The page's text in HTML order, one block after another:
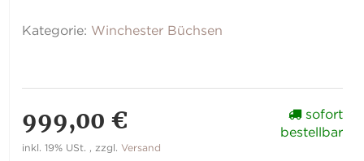
Kategorie: Winchester Büchsen
999,00 €
inkl. 19% USt. , zzgl.Versand
sofort
bestellbar